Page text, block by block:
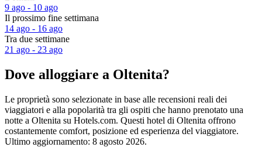
9 ago - 10 ago
Il prossimo fine settimana
14 ago - 16 ago
Tra due settimane
21 ago - 23 ago
Dove alloggiare a Oltenita?
Le proprietà sono selezionate in base alle recensioni reali dei
viaggiatori e alla popolarità tra gli ospiti che hanno prenotato una
notte a Oltenita su Hotels.com. Questi hotel di Oltenita offrono
costantemente comfort, posizione ed esperienza del viaggiatore.
Ultimo aggiornamento: 8 agosto 2026.